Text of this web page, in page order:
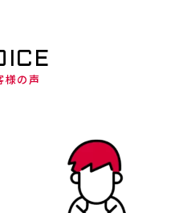
様の声